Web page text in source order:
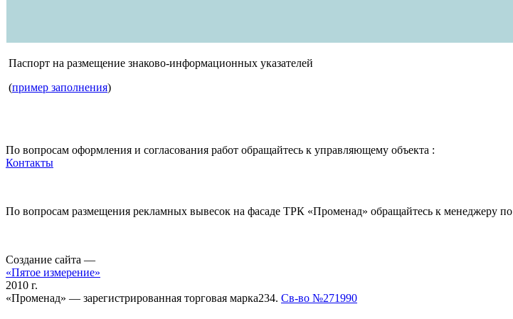
Паспорт на размещение знаково-информационных указателей
(пример заполнения)
По вопросам оформления и согласования работ обращайтесь к управляющему объекта :
Контакты
По вопросам размещения рекламных вывесок на фасаде ТРК «Променад» обращайтесь к менеджеру по
Создание сайта —
«Пятое измерение»
2010 г.
«Променад» — зарегистрированная торговая марка234. Св-во №271990